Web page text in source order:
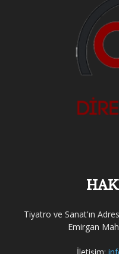
Tiyatro ve Sanat'ın
Emirgan
İletişim: